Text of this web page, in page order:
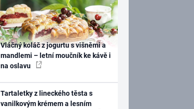
Vláčný koláč z jogurtu s višněmi a
mandlemi – letní moučník ke kávě i
na oslavu
Tartaletky z lineckého těsta s
vanilkovým krémem a lesním